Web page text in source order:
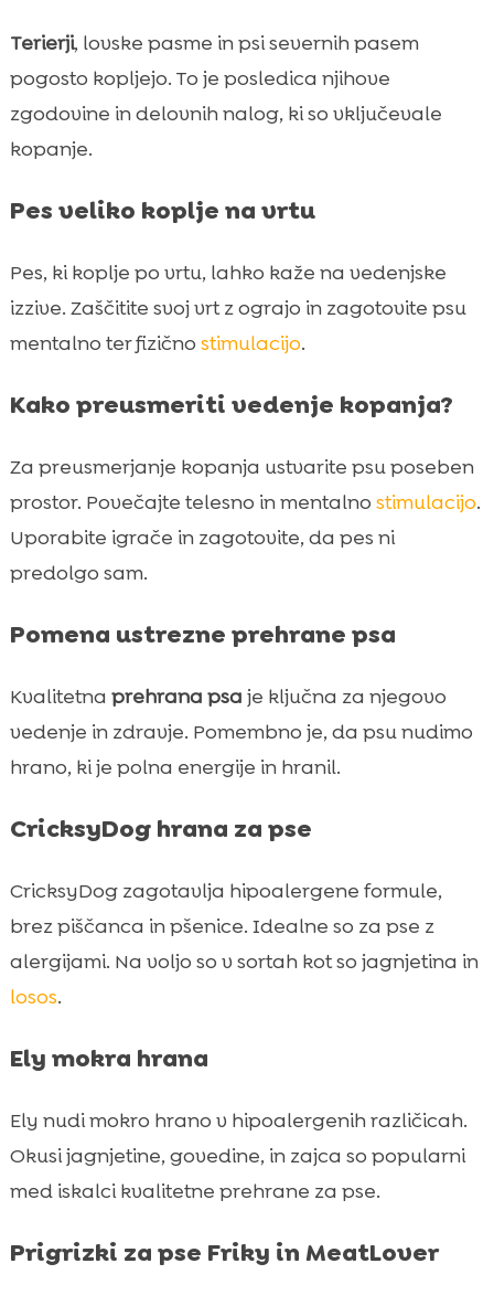
Terierji, lovske pasme in psi severnih pasem
pogosto kopljejo. To je posledica njihove
zgodovine in delovnih nalog, ki so vključevale
kopanje.
Pes veliko koplje na vrtu
Pes, ki koplje po vrtu, lahko kaže na vedenjske
izzive. Zaščitite svoj vrt z ograjo in zagotovite psu
mentalno ter fizično stimulacijo.
Kako preusmeriti vedenje kopanja?
Za preusmerjanje kopanja ustvarite psu poseben
prostor. Povečajte telesno in mentalno stimulacijo.
Uporabite igrače in zagotovite, da pes ni
predolgo sam.
Pomena ustrezne prehrane psa
Kvalitetna prehrana psa je ključna za njegovo
vedenje in zdravje. Pomembno je, da psu nudimo
hrano, ki je polna energije in hranil.
CricksyDog hrana za pse
CricksyDog zagotavlja hipoalergene formule,
brez piščanca in pšenice. Idealne so za pse z
alergijami. Na voljo so v sortah kot so jagnjetina in
losos.
Ely mokra hrana
Ely nudi mokro hrano v hipoalergenih različicah.
Okusi jagnjetine, govedine, in zajca so popularni
med iskalci kvalitetne prehrane za pse.
Prigrizki za pse Friky in MeatLover